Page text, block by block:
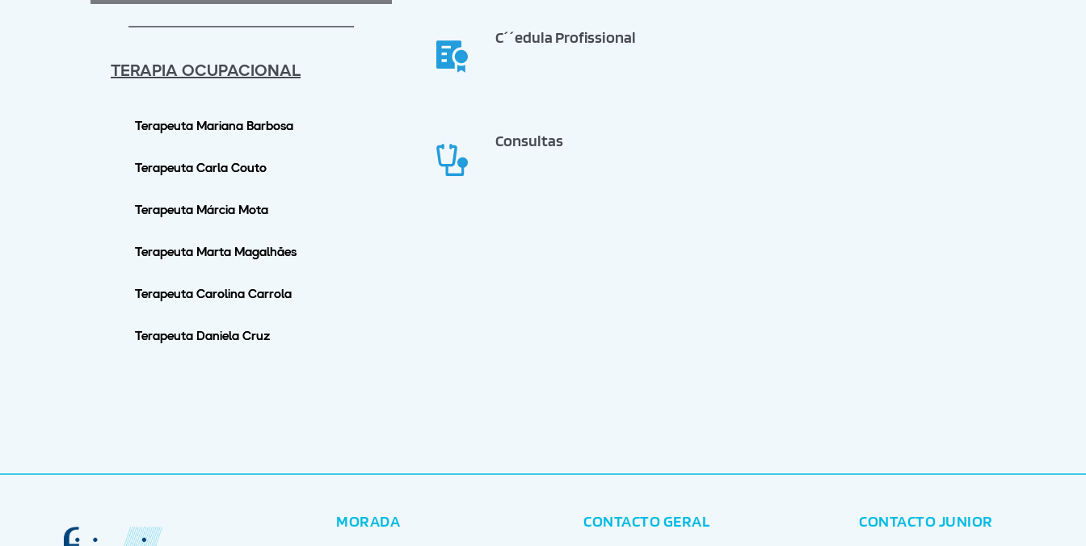
TERAPIA OCUPACIONAL
Terapeuta Mariana Barbosa
Terapeuta Carla Couto
Terapeuta Márcia Mota
Terapeuta Marta Magalhães
Terapeuta Carolina Carrola
Terapeuta Daniela Cruz
C´´edula Profissional
Consultas
MORADA CONTACTO GERAL CONTACTO JUNIOR